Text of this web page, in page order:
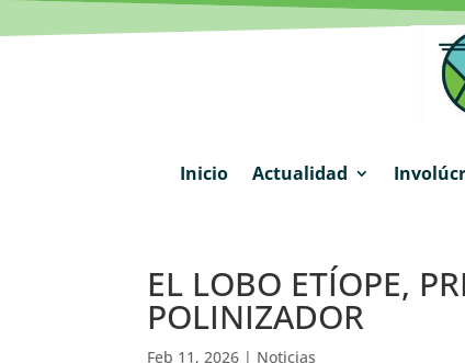
Inicio Actualidad
EL LOBO ETÍOPE,
POLINIZADOR
Feb 11, 2026 | Noticias